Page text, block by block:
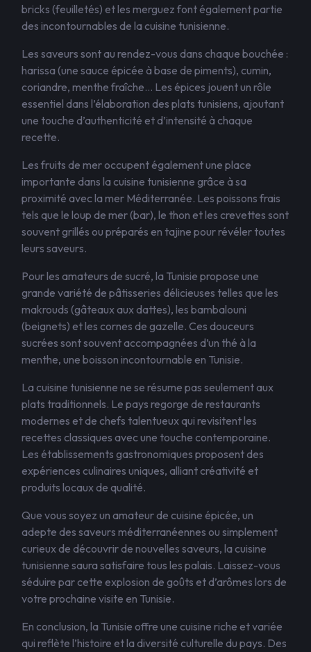
bricks (feuilletés) et les merguez font également partie
des incontournables de la cuisine tunisienne.
Les saveurs sont au rendez-vous dans chaque bouchée :
harissa (une sauce épicée à base de piments), cumin,
coriandre, menthe fraîche… Les épices jouent un rôle
essentiel dans l’élaboration des plats tunisiens, ajoutant
une touche d’authenticité et d’intensité à chaque
recette.
Les fruits de mer occupent également une place
importante dans la cuisine tunisienne grâce à sa
proximité avec la mer Méditerranée. Les poissons frais
tels que le loup de mer (bar), le thon et les crevettes sont
souvent grillés ou préparés en tajine pour révéler toutes
leurs saveurs.
Pour les amateurs de sucré, la Tunisie propose une
grande variété de pâtisseries délicieuses telles que les
makrouds (gâteaux aux dattes), les bambalouni
(beignets) et les cornes de gazelle. Ces douceurs
sucrées sont souvent accompagnées d’un thé à la
menthe, une boisson incontournable en Tunisie.
La cuisine tunisienne ne se résume pas seulement aux
plats traditionnels. Le pays regorge de restaurants
modernes et de chefs talentueux qui revisitent les
recettes classiques avec une touche contemporaine.
Les établissements gastronomiques proposent des
expériences culinaires uniques, alliant créativité et
produits locaux de qualité.
Que vous soyez un amateur de cuisine épicée, un
adepte des saveurs méditerranéennes ou simplement
curieux de découvrir de nouvelles saveurs, la cuisine
tunisienne saura satisfaire tous les palais. Laissez-vous
séduire par cette explosion de goûts et d’arômes lors de
votre prochaine visite en Tunisie.
En conclusion, la Tunisie offre une cuisine riche et variée
qui reflète l’histoire et la diversité culturelle du pays. Des